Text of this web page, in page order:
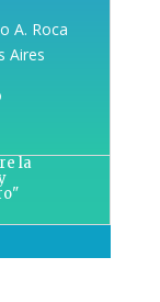
A. Roca
Aires
la